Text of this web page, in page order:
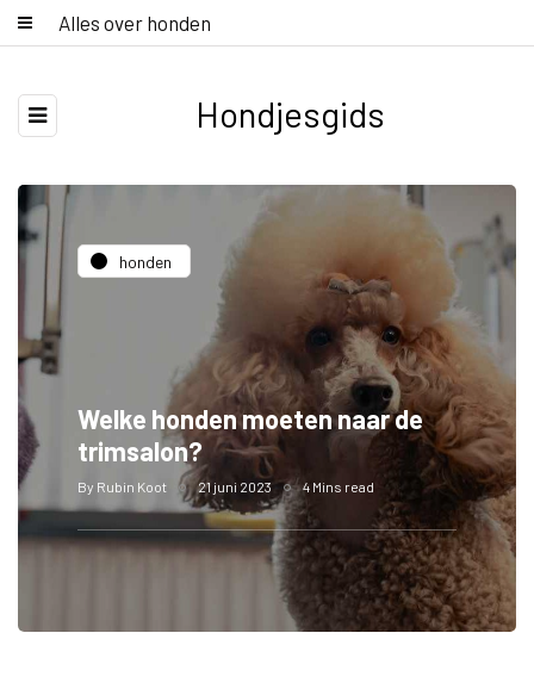
Alles over honden
Hondjesgids
honden
Welke honden moeten naar de
trimsalon?
By Rubin Koot 21 juni 2023 4 Mins read